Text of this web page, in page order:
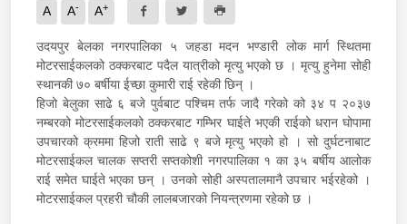
A A- A+
उदयपुर बेलका नगरपालिका ५ जहडा मदन भण्डारी लोक मार्ग स्थितमा
मोटरसाईकलको ठक्करबाट पदैल यात्रीको मृत्यु भएको छ । मृत्यु हुनेमा सोही
स्थानकी ७० बर्षीया ईच्छा कुमारी राई रहेकी छिन् ।
हिजो बेलुका साढे ६ बजे पुर्वबाट पश्चिम तर्फ जादै गरेको को ३४ प २०३७
नम्बरको मोटरसाईकलको ठक्करबाट गम्भिर घाईते भएकी राईको धरान घोपामा
उपचारको क्रममा हिजो राती साढे ९ बजे मृत्यु भएको हो । सो दुर्घटनाबाट
मोटरसाईकल चालक सप्तरी सप्तकोशी नगरपालिका १ का ३५ बर्षीय आलोक
राई समेत घाईते भएका छन् । उनको सोही अस्पतालमानै उपचार भईरहेको ।
मोटरसाईकल प्रहरी चौकी लालबजारको नियन्त्रणमा रहेको छ ।